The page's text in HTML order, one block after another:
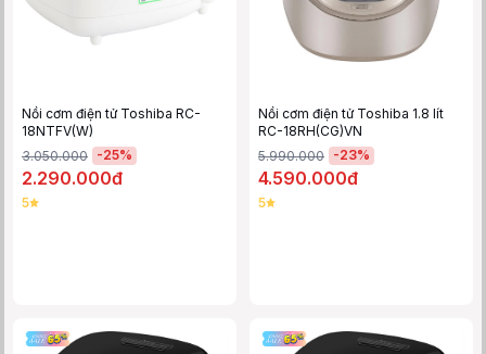
Nồi cơm điện tử Toshiba RC-
18NTFV(W)
3.050.000 -25%
2.290.000đ
5
Nồi cơm điện tử Toshiba 1.8 lít
RC-18RH(CG)VN
5.990.000 -23%
4.590.000đ
5